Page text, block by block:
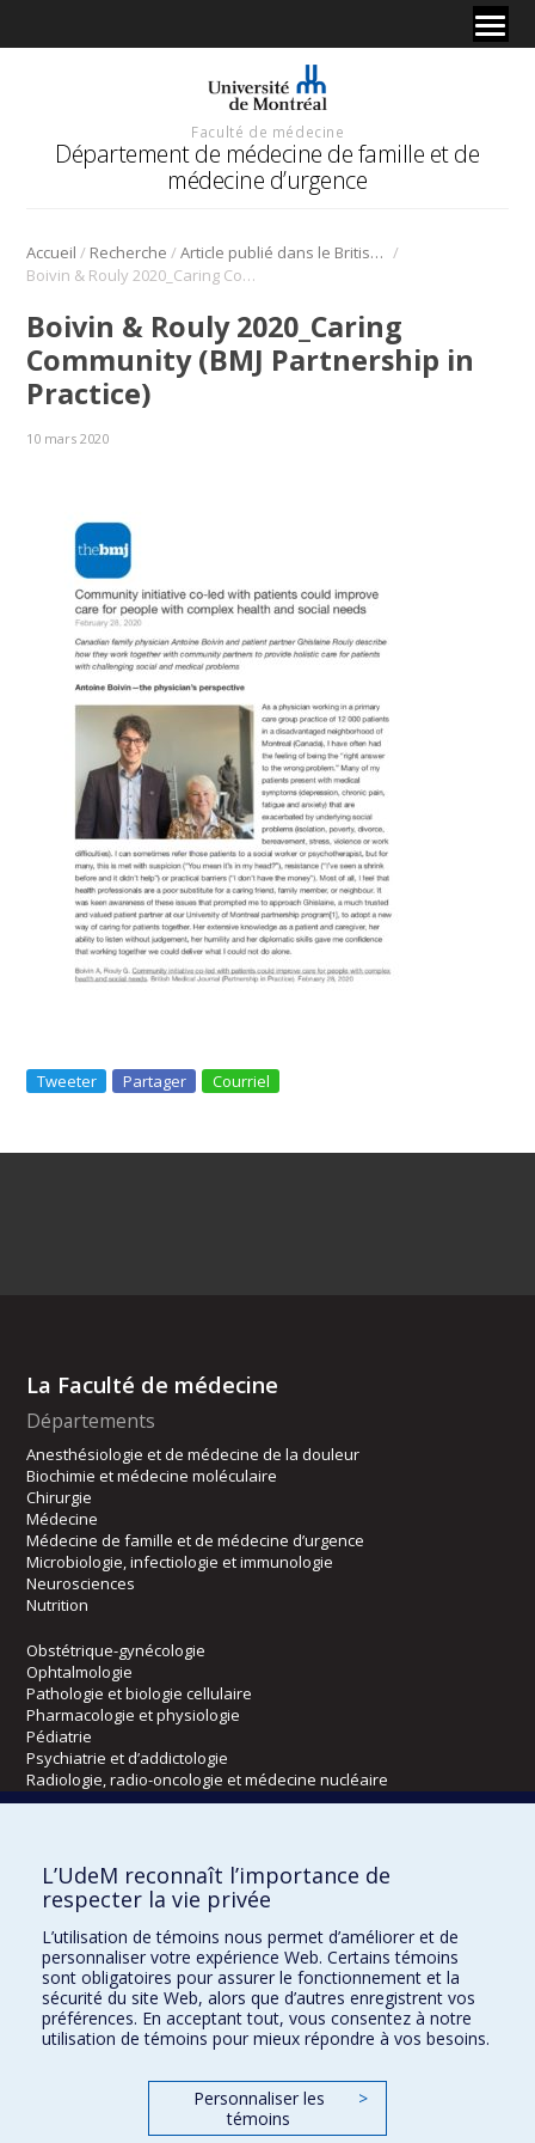
Faculté de médecine
Département de médecine de famille et de
médecine d’urgence
Accueil / Recherche / Article publié dans le British Medical Journal à propos du projet « Communauté soignante » par Antoine Boivin et Ghislaine Rouly /
Boivin & Rouly 2020_Caring Community (BMJ Partnership in Practice)
Boivin & Rouly 2020_Caring
Community (BMJ Partnership in
Practice)
10 mars 2020
Tweeter Partager Courriel
La Faculté de médecine
Départements
Anesthésiologie et de médecine de la douleur
Biochimie et médecine moléculaire
Chirurgie
Médecine
Médecine de famille et de médecine d’urgence
Microbiologie, infectiologie et immunologie
Neurosciences
Nutrition
Obstétrique-gynécologie
Ophtalmologie
Pathologie et biologie cellulaire
Pharmacologie et physiologie
Pédiatrie
Psychiatrie et d’addictologie
Radiologie, radio-oncologie et médecine nucléaire
Kinésiologie et des sciences de l’activité physique
Orthophonie et audiologie
Réadaptation
Directions
DPC
CPASS
L’UdeM reconnaît l’importance de
respecter la vie privée
L’utilisation de témoins nous permet d’améliorer et de
personnaliser votre expérience Web. Certains témoins
sont obligatoires pour assurer le fonctionnement et la
sécurité du site Web, alors que d’autres enregistrent vos
préférences. En acceptant tout, vous consentez à notre
utilisation de témoins pour mieux répondre à vos besoins.
Personnaliser les
témoins
>